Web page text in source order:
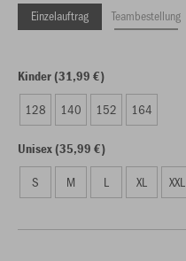
Einzelauftrag Teambestellung
Kinder (31,99 €)
128 140 152 164
Unisex (35,99 €)
S M L XL XXL